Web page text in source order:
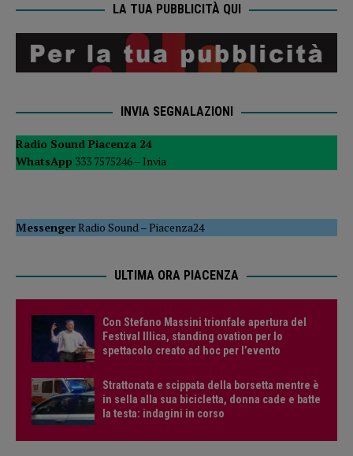
LA TUA PUBBLICITÀ QUI
INVIA SEGNALAZIONI
Radio Sound Piacenza 24
WhatsApp 333 7575246 – Invia
MessengerRadio Sound–Piacenza24
ULTIMA ORA PIACENZA
Con Stefano Massini trionfale apertura del
Festival Illica, standing ovation per lo
spettacolo creato ad hoc per l’evento
Strattonata e scippata della borsetta mentre è
in sella alla sua bicicletta, donna cade e batte
la testa: indagini in corso